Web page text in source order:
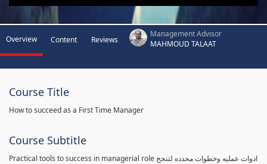
Overview Content Reviews
Management Advisor
MAHMOUD TALAAT
Course Title
How to succeed as a First Time Manager
Course Subtitle
Practical tools to success in managerial role ادوات عمليه وخطوات محدده لتنجح